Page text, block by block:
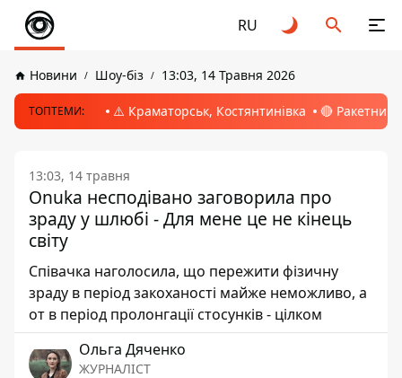
RU
Новини Шоу-біз 13:03, 14 Травня 2026
ТОПТЕМИ: ⚠️ Краматорськ, Костянтинівка 🔴 Ракетний
13:03, 14 травня
Onuka несподівано заговорила про
зраду у шлюбі - Для мене це не кінець
світу
Співачка наголосила, що пережити фізичну
зраду в період закоханості майже неможливо, а
от в період пролонгації стосунків - цілком
Ольга Дяченко
ЖУРНАЛІСТ